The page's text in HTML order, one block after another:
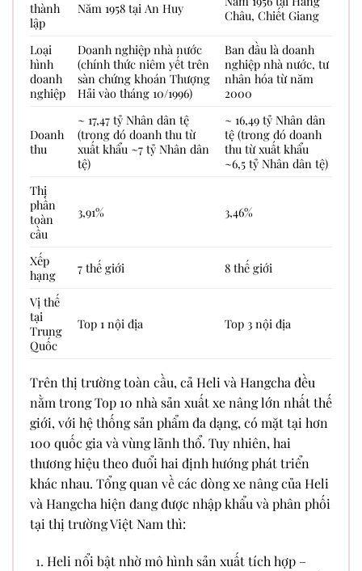
thành
lập
Năm 1958 tại An Huy
Châu, Chiết Giang
Loại
hình
doanh
nghiệp
Doanh nghiệp nhà nước
(chính thức niêm yết trên
sàn chứng khoán Thượng
Hải vào tháng 10/1996)
Ban đầu là doanh
nghiệp nhà nước, tư
nhân hóa từ năm
2000
Doanh
thu
~ 17,47 tỷ Nhân dân tệ
(trong đó doanh thu từ
xuất khẩu ~7 tỷ Nhân dân
tệ)
~ 16,49 tỷ Nhân dân
tệ (trong đó doanh
thu từ xuất khẩu
~6,5 tỷ Nhân dân tệ)
Thị
phần
toàn
cầu
3,91% 3,46%
Xếp
hạng
7 thế giới 8 thế giới
Vị thế
tại
Trung
Quốc
Top 1 nội địa Top 3 nội địa
Trên thị trường toàn cầu, cả Heli và Hangcha đều
nằm trong Top 10 nhà sản xuất xe nâng lớn nhất thế
giới, với hệ thống sản phẩm đa dạng, có mặt tại hơn
100 quốc gia và vùng lãnh thổ. Tuy nhiên, hai
thương hiệu theo đuổi hai định hướng phát triển
khác nhau. Tổng quan về các dòng xe nâng của Heli
và Hangcha hiện đang được nhập khẩu và phân phối
tại thị trường Việt Nam thì:
Heli nổi bật nhờ mô hình sản xuất tích hợp –